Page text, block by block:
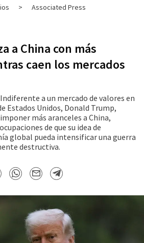
> Associated Press
a China con más
caen los mercados
a un mercado de valores en
Estados Unidos, Donald Trump,
más aranceles a China,
de que su idea de
global pueda intensificar una guerra
destructiva.